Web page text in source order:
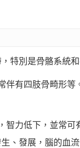
特別是骨骼系統和
伴有四肢骨畸形
智力低下，並常
、發展，腦的血